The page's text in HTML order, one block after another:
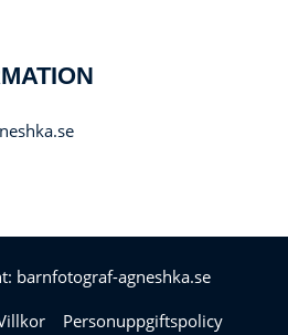
barnfotograf-agneshka.se
Personuppgiftspolicy